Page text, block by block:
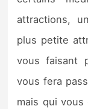
attractions,
plus petite
vous faisant
vous fera
mais qui vous